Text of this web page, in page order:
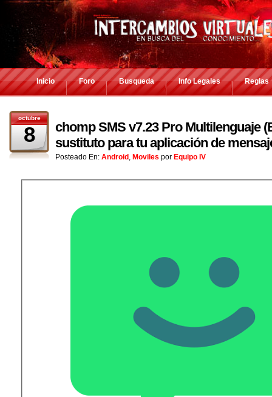
Inicio Foro Busqueda Info Legales Reglas
octubre
8
chomp SMS v7.23 Pro Multilenguaje
sustituto para tu aplicación de
Posteado En: Android , Moviles por Equipo IV